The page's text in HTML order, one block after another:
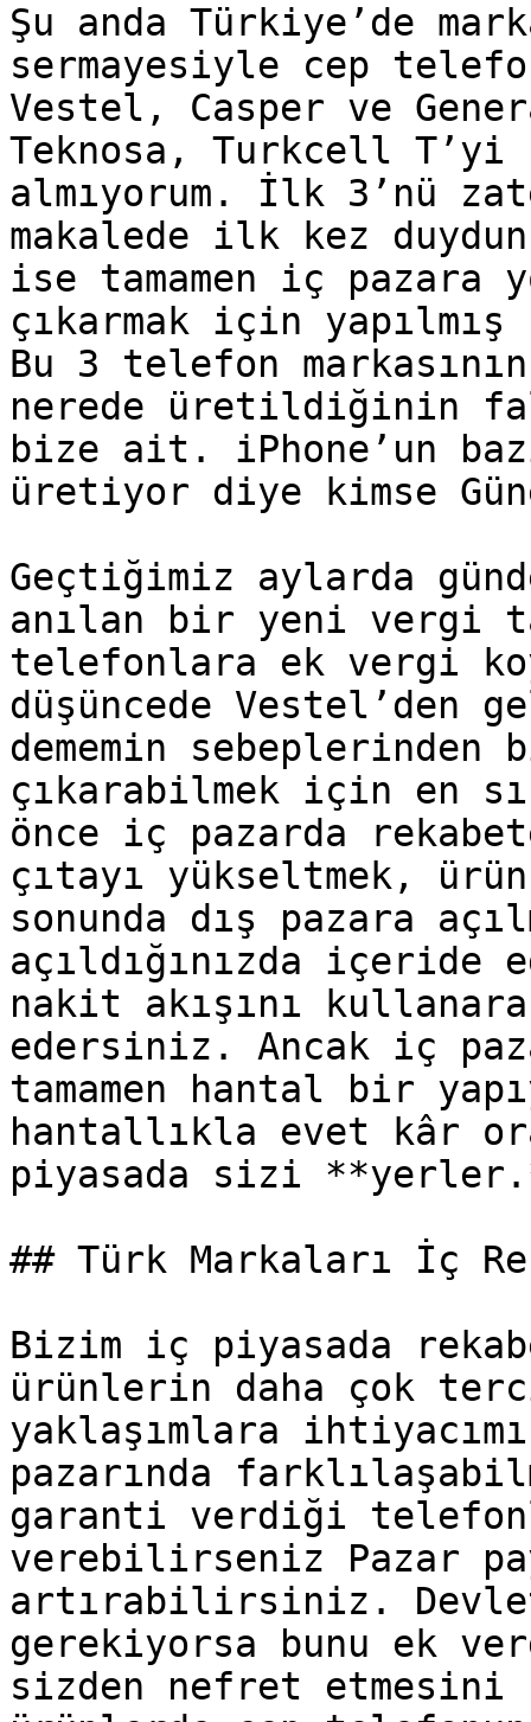
Şu anda Türkiye’de
sermayesiyle cep
Vestel, Casper ve
Teknosa, Turkcell
almıyorum. İlk 3’nü
makalede ilk kez
ise tamamen iç pazara
çıkarmak için
Bu 3 telefon
nerede üretildiğinin
bize ait. iPhone’un
üretiyor diye kimse
Geçtiğimiz aylarda
anılan bir yeni vergi
telefonlara ek vergi
düşüncede Vestel’den
dememin
çıkarabilmek için en
önce iç pazarda
çıtayı yükseltmek,
sonunda dış pazara
açıldığınızda içeride
nakit akışını
edersiniz. Ancak iç
tamamen hantal bir
hantallıkla evet kâr
piyasada sizi
## Türk Markaları İç
Bizim iç piyasada
ürünlerin daha çok
yaklaşımlara
pazarında
garanti verdiği
verebilirseniz Pazar
artırabilirsiniz.
gerekiyorsa bunu ek
sizden nefret